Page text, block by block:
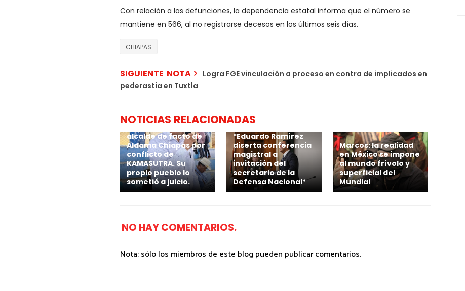
Con relación a las defunciones, la dependencia estatal informa que el número se
mantiene en 566, al no registrarse decesos en los últimos seis días.
CHIAPAS
SIGUIENTE NOTA
Logra FGE vinculación a proceso en contra de implicados en
pederastia en Tuxtla
NOTICIAS RELACIONADAS
Por calenturiento 4
alcalde de facto de
Aldama Chiapas por
conflicto de
KAMASUTRA. Su
propio pueblo lo
sometió a juicio.
*Eduardo Ramírez
diserta conferencia
magistral a
invitación del
secretario de la
Defensa Nacional*
Marcos: la realidad
en México se impone
al mundo frívolo y
superficial del
Mundial
NO HAY COMENTARIOS.
Nota: sólo los miembros de este blog pueden publicar comentarios.